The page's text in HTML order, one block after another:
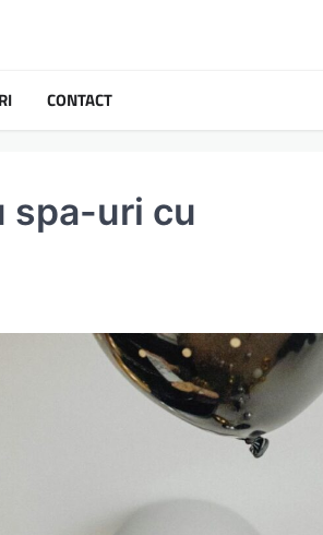
CONTACT
spa-uri cu